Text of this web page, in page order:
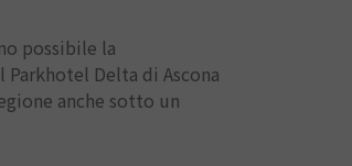
possibile la
Delta di Ascona
anche sotto un